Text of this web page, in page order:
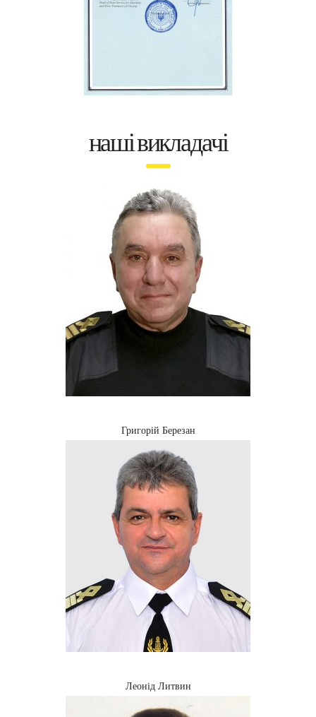
наші викладачі
Григорій Березан
Леонід Литвин